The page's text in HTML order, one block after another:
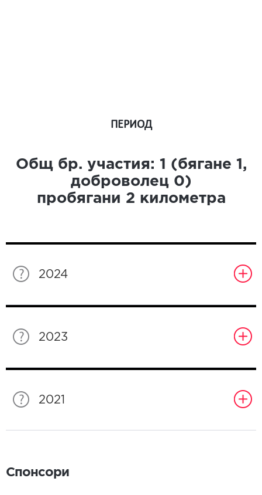
ПЕРИОД
Общ бр. участия: 1 (бягане 1 ,
доброволец 0)
пробягани 2 километра
2024
2023
2021
Спонсори